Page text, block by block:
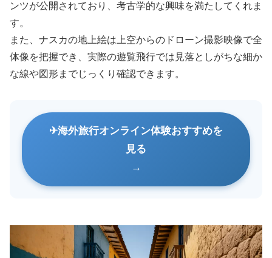
ンツが公開されており、考古学的な興味を満たしてくれま
す。
また、ナスカの地上絵は上空からのドローン撮影映像で全
体像を把握でき、実際の遊覧飛行では見落としがちな細か
な線や図形までじっくり確認できます。
海外旅行オンライン体験おすすめを
見る